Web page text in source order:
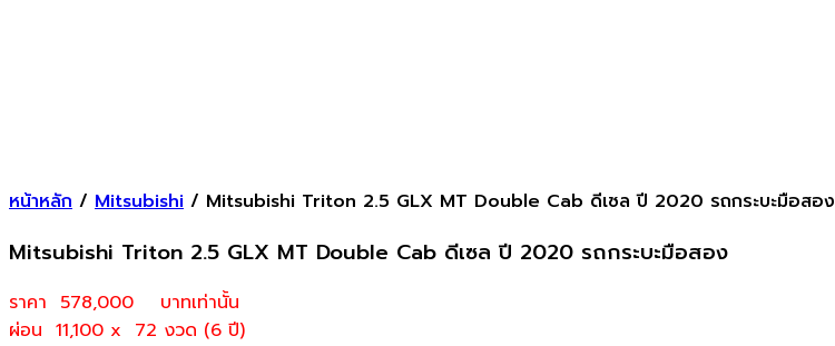
หน้าหลัก / Mitsubishi / Mitsubishi Triton 2.5 GLX MT Double Cab ดีเซล ปี 2020 รถกระบะมือสอง
Mitsubishi Triton 2.5 GLX MT Double Cab ดีเซล ปี 2020 รถกระบะมือสอง
ราคา 578,000
บาทเท่านั้น
ผ่อน 11,100 x 72 งวด (6 ปี)